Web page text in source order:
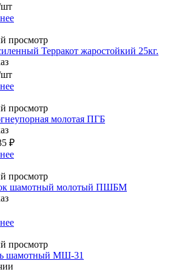
просмотр
Терракот жаростойкий 25кг.
просмотр
молотая ПГБ
₽
просмотр
шамотный молотый ПШБМ
просмотр
шамотный МШ-31